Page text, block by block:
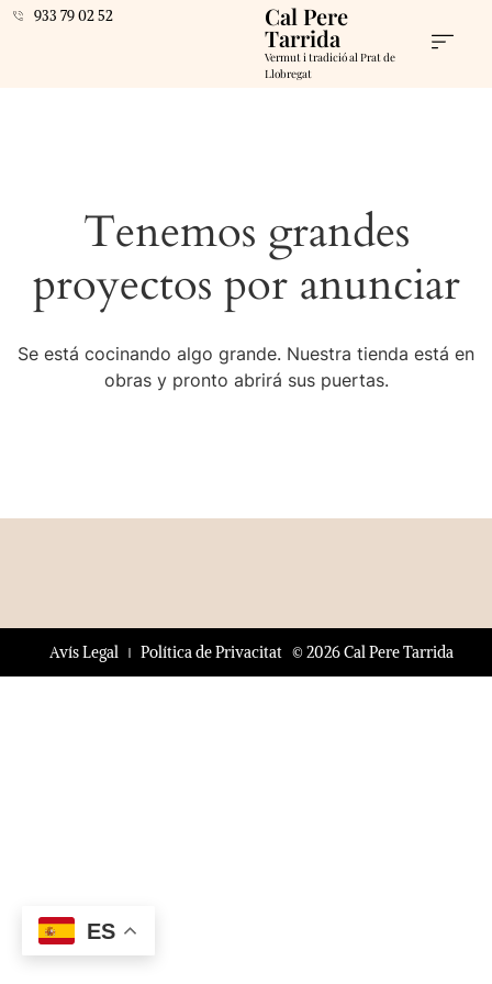
933 79 02 52 Cal Pere
Tarrida
Vermut i tradició al Prat de
Llobregat
Tenemos grandes
proyectos por anunciar
Se está cocinando algo grande. Nuestra tienda está en
obras y pronto abrirá sus puertas.
© 2026 Cal Pere Tarrida
Avís Legal Política de Privacitat
ES